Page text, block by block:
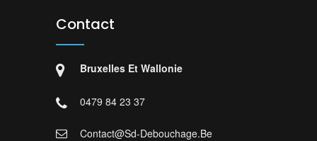
Contact
Bruxelles Et Wallonie
0479 84 23 37
Contact@sd-Debouchage.be